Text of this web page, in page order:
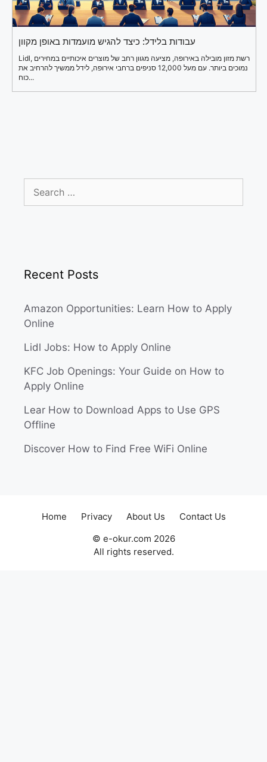
עבודות בלידל: כיצד להגיש מועמדות באופן מקוון
Lidl, רשת מזון מובילה באירופה, מציעה מגוון רחב של מוצרים איכותיים במחירים
נמוכים ביותר. עם מעל 12,000 סניפים ברחבי אירופה, לידל ממשיך להרחיב את
כוח...
Recent Posts
Amazon Opportunities: Learn How to Apply
Online
Lidl Jobs: How to Apply Online
KFC Job Openings: Your Guide on How to
Apply Online
Lear How to Download Apps to Use GPS
Offline
Discover How to Find Free WiFi Online
Home Privacy About Us
Contact Us
© e-okur.com 2026
All rights reserved.